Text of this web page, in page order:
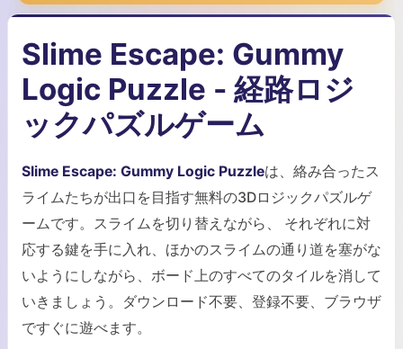
Slime Escape: Gummy
Logic Puzzle - 経路ロジ
ックパズルゲーム
Slime Escape: Gummy Logic Puzzleは、絡み合ったス
ライムたちが出口を目指す無料の3Dロジックパズルゲ
ームです。スライムを切り替えながら、 それぞれに対
応する鍵を手に入れ、ほかのスライムの通り道を塞がな
いようにしながら、ボード上のすべてのタイルを消して
いきましょう。ダウンロード不要、登録不要、ブラウザ
ですぐに遊べます。